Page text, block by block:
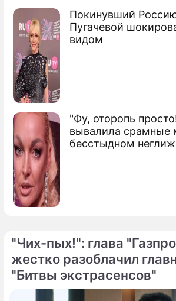
Покинувший
Пугачевой
видом
"Фу, оторопь
вывалила срамные
бесстыдном
контроль
Сюжеты
Первые лица
"Чих-пых!": глава
жестко разоблачил
"Битвы экстрасенсов"